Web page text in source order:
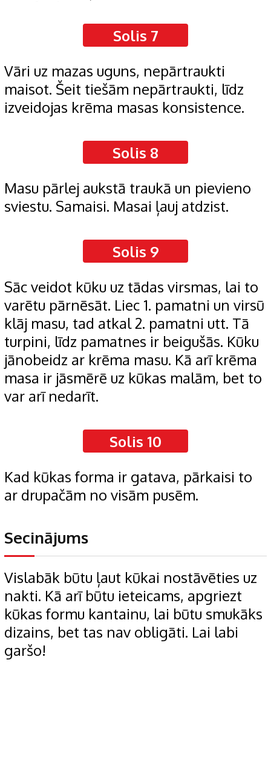
Solis 7
Vāri uz mazas uguns, nepārtraukti
maisot. Šeit tiešām nepārtraukti, līdz
izveidojas krēma masas konsistence.
Solis 8
Masu pārlej aukstā traukā un pievieno
sviestu. Samaisi. Masai ļauj atdzist.
Solis 9
Sāc veidot kūku uz tādas virsmas, lai to
varētu pārnēsāt. Liec 1. pamatni un virsū
klāj masu, tad atkal 2. pamatni utt. Tā
turpini, līdz pamatnes ir beigušās. Kūku
jānobeidz ar krēma masu. Kā arī krēma
masa ir jāsmērē uz kūkas malām, bet to
var arī nedarīt.
Solis 10
Kad kūkas forma ir gatava, pārkaisi to
ar drupačām no visām pusēm.
Secinājums
Vislabāk būtu ļaut kūkai nostāvēties uz
nakti. Kā arī būtu ieteicams, apgriezt
kūkas formu kantainu, lai būtu smukāks
dizains, bet tas nav obligāti. Lai labi
garšo!